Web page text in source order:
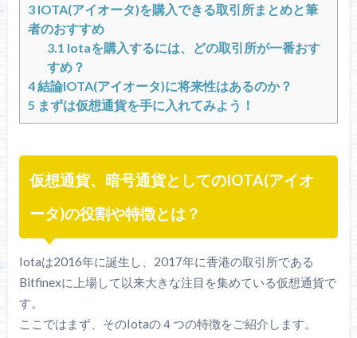
3IOTA(アイオータ)を購入できる取引所まとめと筆
者のおすすめ
3.1 Iotaを購入するには、どの取引所が一番おす
すめ？
4結論IOTA(アイオータ)に将来性はあるのか？
5 まずは仮想通貨を手に入れてみよう！
仮想通貨、暗号通貨としてのIOTA(アイオ
ータ)の役割や特徴とは？
Iotaは2016年に誕生し、2017年に香港の取引所である
Bitfinexに上場して以来大きな注目を集めている仮想通貨で
す。
ここではまず、そのIotaの４つの特徴をご紹介します。